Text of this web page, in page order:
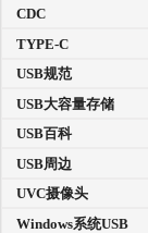
CDC
TYPE-C
USB规范
USB大容量存储
USB百科
USB周边
UVC摄像头
Windows系统USB